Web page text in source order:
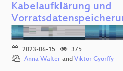
Kabelaufklärung und
2023-06-15
375
Anna Walter and Viktor Györffy